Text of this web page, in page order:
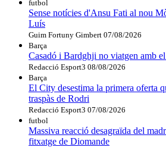
futbol
Sense notícies d'Ansu Fati al nou
Luís
Guim Fortuny Gimbert 07/08/2026
Barça
Casadó i Bardghji no viatgen amb
Redacció Esport3 08/08/2026
Barça
El City desestima la primera oferta
traspàs de Rodri
Redacció Esport3 07/08/2026
futbol
Massiva reacció desagraïda del
fitxatge de Diomande